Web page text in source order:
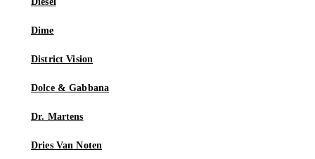
Dime
District Vision
Dolce & Gabbana
Dr. Martens
Dries Van Noten